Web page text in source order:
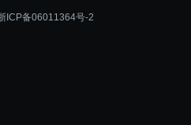
ICP备06011364号-2